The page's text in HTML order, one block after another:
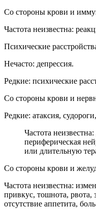
Со стороны крови и
Частота неизвестна:
Психические
Нечасто: депрессия.
Редкие: психические
Со стороны крови и
Редкие: атаксия,
Частота
периферическая
или длительную
Со стороны крови и
Частота неизвестна:
привкус, тошнота, рвота,
отсутствие аппетита,